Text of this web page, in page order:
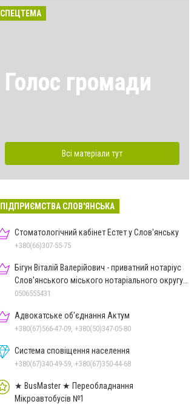
СПЕЦТЕМА
Голос громади
Всі матеріали тут
ПІДПРИЄМСТВА СЛОВ'ЯНСЬКА
Стоматологічний кабінет Естет у Слов'янську
+380(66)307-55-75
Бігун Віталій Валерійович - приватний нотаріус
Слов'янського міського нотаріального округу
Дон.обл.
0506555431
Адвокатське об'єднання Актум
+380(67)566-47-09, +380(50)347-05-80
Система сповіщення населення
+380(67)340-49-59, +380(67)350-44-68
★ BusMaster ★ Переобладнання
Мікроавтобусів №1